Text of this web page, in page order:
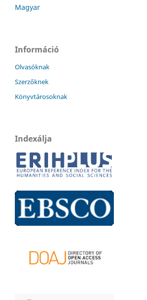
Magyar
Információ
Olvasóknak
Szerzőknek
Könyvtárosoknak
Indexálja